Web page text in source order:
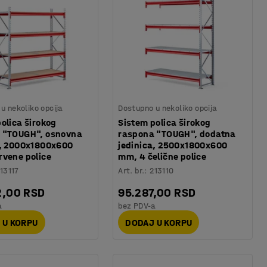
nekoliko opcija
širokog
osnovna
2000x1800x600
police
RSD
KORPU
Dostupno u nekoliko opcija
Sistem polica širokog
raspona "TOUGH", dodatna
jedinica, 2500x1800x600
mm, 4 čelične police
Art. br.: 213110
95.287,00 RSD
bez PDV-a
DODAJ U KORPU